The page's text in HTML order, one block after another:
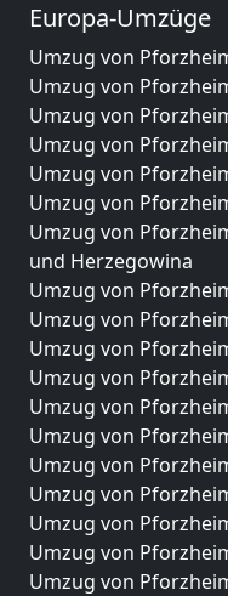
Europa-Umzüge
Umzug von
Umzug von
Umzug von
Umzug von
Umzug von
Umzug von
Umzug von
und Herzegowina
Umzug von
Umzug von
Umzug von
Umzug von
Umzug von
Umzug von
Umzug von
Umzug von
Umzug von
Umzug von
Umzug von